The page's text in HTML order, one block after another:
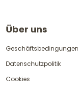
Über uns
Geschäftsbedingungen
Datenschutzpolitik
Cookies